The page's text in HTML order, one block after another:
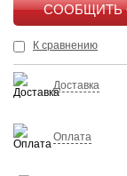
К сравнению
Доставка
Оплата